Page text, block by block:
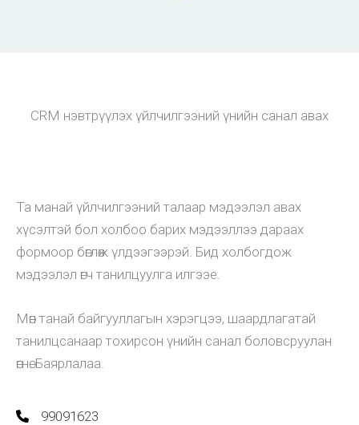
CRM нэвтрүүлэх үйлчилгээний үнийн санал авах
Та манай үйлчилгээний талаар мэдээлэл авах
хүсэлтэй бол холбоо барих мэдээллээ дараах
формоор бөглөж үлдээгээрэй. Бид холбогдож
мэдээлэл өгч танилцуулга илгээе.
Мөн танай байгууллагын хэрэгцээ, шаардлагатай
танилцсанаар тохирсон үнийн санал боловсруулан
өгнө. Баярлалаа.
99091623